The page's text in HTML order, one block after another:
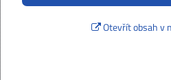
Otevřít obsah v